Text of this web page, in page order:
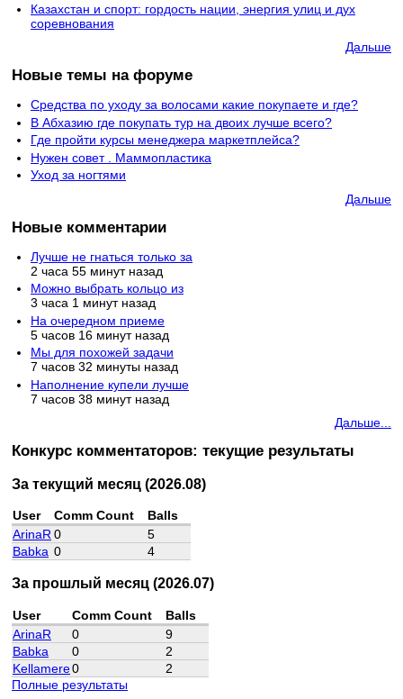
Казахстан и спорт: гордость нации, энергия улиц и дух
соревнования
Дальше
Новые темы на форуме
Средства по уходу за волосами какие покупаете и где?
В Абхазию где покупать тур на двоих лучше всего?
Где пройти курсы менеджера маркетплейса?
Нужен совет . Маммопластика
Уход за ногтями
Дальше
Новые комментарии
Лучше не гнаться только за
2 часа 55 минут назад
Можно выбрать кольцо из
3 часа 1 минут назад
На очередном приеме
5 часов 16 минут назад
Мы для похожей задачи
7 часов 32 минуты назад
Наполнение купели лучше
7 часов 38 минут назад
Дальше...
Конкурс комментаторов: текущие результаты
За текущий месяц (2026.08)
User Comm Count
Balls
ArinaR 0
5
Babka 0 4
За прошлый месяц (2026.07)
User Comm Count
Balls
ArinaR
0
9
Babka
0
2
Kellamere0
2
Полные результаты